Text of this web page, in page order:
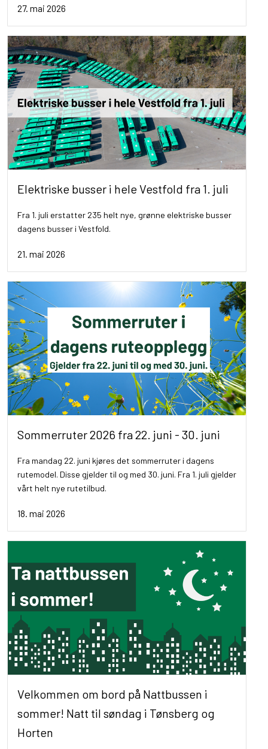
27. mai 2026
Elektriske busser i hele Vestfold fra 1. juli
Fra 1. juli erstatter 235 helt nye, grønne elektriske busser
dagens busser i Vestfold.
21. mai 2026
Sommerruter 2026 fra 22. juni - 30. juni
Fra mandag 22. juni kjøres det sommerruter i dagens
rutemodel. Disse gjelder til og med 30. juni. Fra 1. juli gjelder
vårt helt nye rutetilbud.
18. mai 2026
Velkommen om bord på Nattbussen i
sommer! Natt til søndag i Tønsberg og
Horten